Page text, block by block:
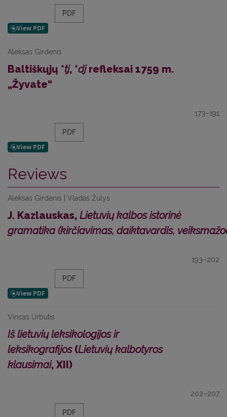
PDF
Aleksas Girdenis
Baltiškųjų *tj, *djrefleksai 1759 m.
„Žyvate“
173–191
PDF
Reviews
Aleksas Girdenis | Vladas Žulys
J. Kazlauskas, Lietuvių kalbos istorinė
gramatika (kirčiavimas, daiktavardis,
193–202
PDF
Vincas Urbutis
Iš lietuvių leksikologijos ir
leksikografijos(Lietuvių kalbotyros
klausimai, XII)
202–207
PDF